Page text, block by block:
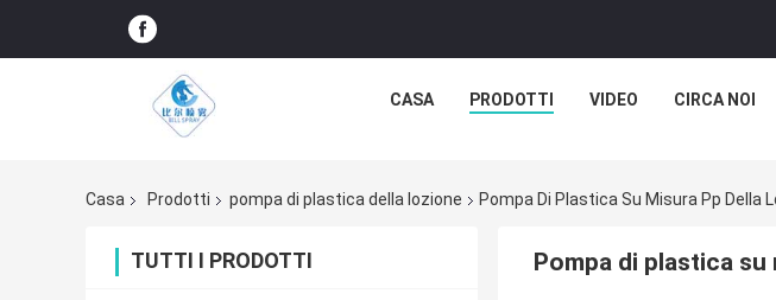
CASA PRODOTTI VIDEO CIRCA NOI
Casa Prodotti pompa di plastica della lozione Pompa Di Plastica Su Misura Pp Della
TUTTI I PRODOTTI Pompa di plastica su